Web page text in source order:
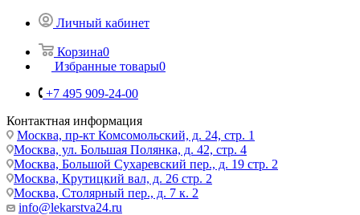
Личный кабинет
Корзина0
Избранные товары0
+7 495 909-24-00
Контактная информация
Москва, пр-кт Комсомольский, д. 24, стр. 1
Москва, ул. Большая Полянка, д. 42, стр. 4
Москва, Большой Сухаревский пер., д. 19 стр. 2
Москва, Крутицкий вал, д. 26 стр. 2
Москва, Столярный пер., д. 7 к. 2
info@lekarstva24.ru